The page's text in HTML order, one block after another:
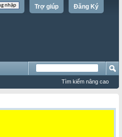
Đăng Ký
Trợ giúp
Tìm kiếm nâng cao